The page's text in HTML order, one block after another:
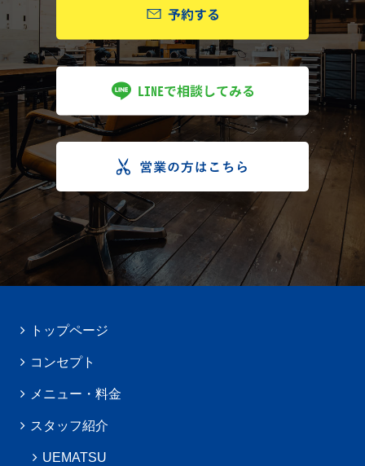
トップページ
コンセプト
メニュー・料金
スタッフ紹介
UEMATSU